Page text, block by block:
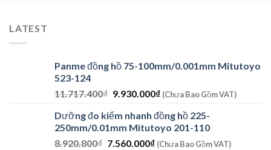
LATEST
Panme đồng hồ 75-100mm/0.001mm Mitutoyo
523-124
11.717.400₫ Giá
là:
11.717.400₫.
9.930.000₫Giá
tại
là:
9.930.000₫.
(Chưa Bao Gồm VAT)
Dưỡng đo kiểm nhanh đồng hồ 225-
250mm/0.01mm Mitutoyo 201-110
8.920.800₫ Giá
7.560.000₫Giá
(Chưa Bao Gồm VAT)